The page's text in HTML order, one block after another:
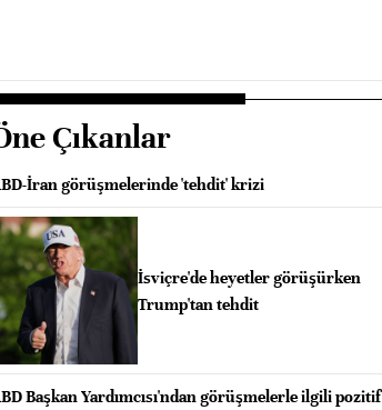
Çıkanlar
İran görüşmelerinde 'tehdit' krizi
İsviçre'de heyetler görüşürken
Trump'tan tehdit
Başkan Yardımcısı'ndan görüşmelerle ilgili pozitif